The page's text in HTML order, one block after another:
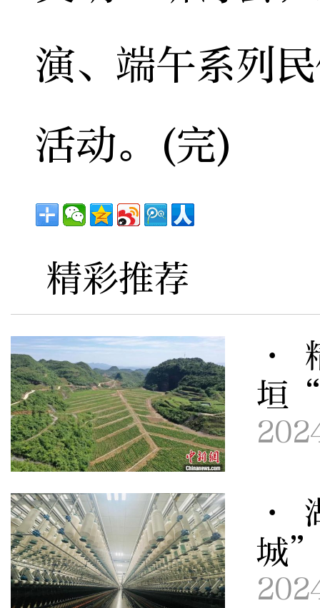
演、端午系列
活动。(完)
精彩推荐
·
垣
·
城”